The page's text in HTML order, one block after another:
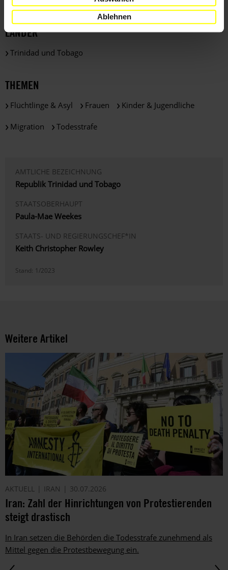
Ablehnen
LÄNDER
Trinidad und Tobago
THEMEN
Flüchtlinge & Asyl Frauen Kinder & Jugendliche
Migration Todesstrafe
AMTLICHE BEZEICHNUNG
Republik Trinidad und Tobago
STAATSOBERHAUPT
Paula-Mae Weekes
STAATS- UND REGIERUNGSCHEF*IN
Keith Christopher Rowley
Stand: 1/2023
Weitere Artikel
AKTUELL IRAN 30.07.2026
Iran: Zahl der Hinrichtungen von Protestierenden
steigt drastisch
In Iran setzen die Behörden die Todesstrafe zunehmend als
Mittel gegen die Protestbewegung ein.